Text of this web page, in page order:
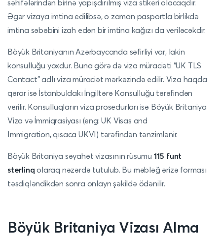
səhifələrindən birinə yapışdırılmış viza stikeri olacaqdır.
Əgər vizaya imtina edilibsə, o zaman pasportla birlikdə
imtina səbəbini izah edən bir imtina kağızı da veriləcəkdir.
Böyük Britaniyanın Azərbaycanda səfirliyi var, lakin
konsulluğu yoxdur. Buna görə də viza müraciəti “UK TLS
Contact” adlı viza müraciət mərkəzində edilir. Viza haqda
qərar isə İstanbuldakı İngiltərə Konsulluğu tərəfindən
verilir. Konsulluqların viza prosedurları isə Böyük Britaniya
Viza və İmmiqrasiyası (eng: UK Visas and
Immigration, qısaca UKVI) tərəfindən tənzimlənir.
Böyük Britaniya səyahət vizasının rüsumu 115 funt
sterlinq olaraq nəzərdə tutulub. Bu məbləğ ərizə forması
təsdiqləndikdən sonra onlayn şəkildə ödənilir.
Böyük Britaniya Vizası Alma